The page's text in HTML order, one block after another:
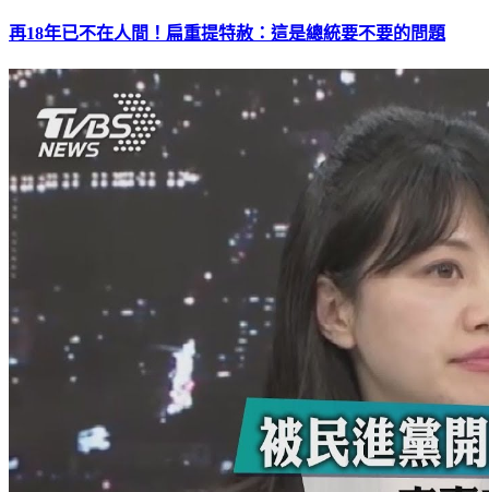
再18年已不在人間！扁重提特赦：這是總統要不要的問題